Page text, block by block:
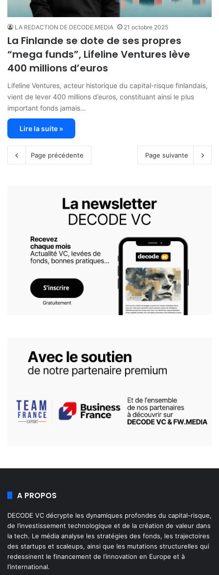
LA REDACTION DE DECODE.MEDIA 21 octobre 2025
La Finlande se dote de ses propres
“mega funds”, Lifeline Ventures lève
400 millions d’euros
Lifeline Ventures, acteur historique du capital-risque finlandais,
vient de lever 400 millions d’euros, constituant ainsi le plus
important fonds jamais…
Lire la suite »
Page précédente Page suivante
A PROPOS
DECODE VC décrypte les dynamiques profondes du capital-risque,
de l’investissement technologique et de la création de valeur dans
la tech. Le média analyse les stratégies des fonds, les trajectoires
des startups et scaleups, ainsi que les mutations structurelles qui
redessinent le financement de l’innovation en Europe et à
l’international.